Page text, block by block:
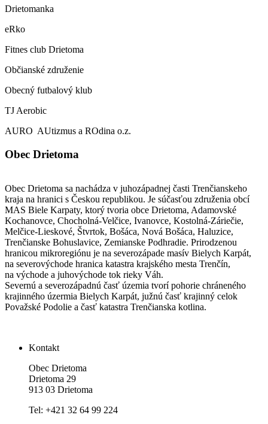
Drietomanka
eRko
Fitnes club Drietoma
Občianské združenie
Obecný futbalový klub
TJ Aerobic
AURO AUtizmus a ROdina o.z.
Obec Drietoma
Obec Drietoma sa nachádza v juhozápadnej časti Trenčianskeho
kraja na hranici s Českou republikou. Je súčasťou združenia obcí
MAS Biele Karpaty, ktorý tvoria obce Drietoma, Adamovské
Kochanovce, Chocholná-Velčice, Ivanovce, Kostolná-Záriečie,
Melčice-Lieskové, Štvrtok, Bošáca, Nová Bošáca, Haluzice,
Trenčianske Bohuslavice, Zemianske Podhradie. Prirodzenou
hranicou mikroregiónu je na severozápade masív Bielych Karpát,
na severovýchode hranica katastra krajského mesta Trenčín,
na východe a juhovýchode tok rieky Váh.
Severnú a severozápadnú časť územia tvorí pohorie chráneného
krajinného úzermia Bielych Karpát, južnú časť krajinný celok
Považské Podolie a časť katastra Trenčianska kotlina.
Kontakt
Obec Drietoma
Drietoma 29
913 03 Drietoma
Tel: +421 32 64 99 224